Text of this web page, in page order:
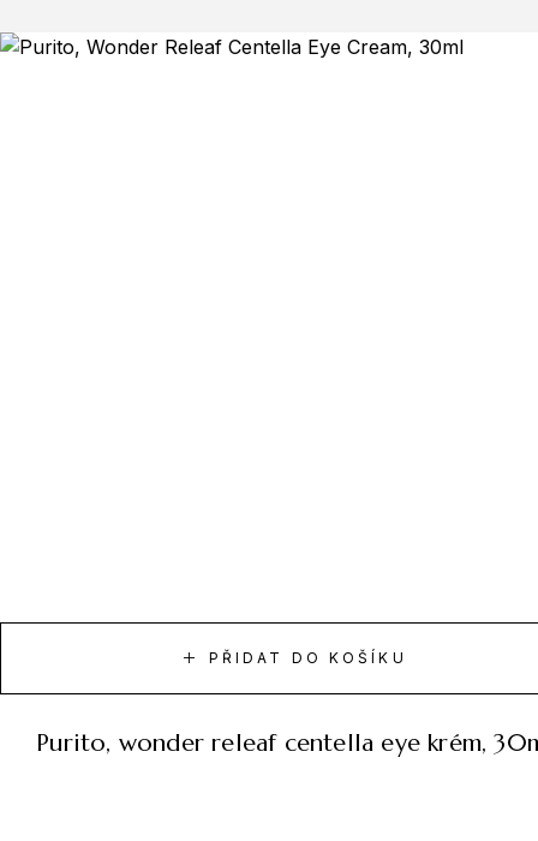
PŘIDAT DO KOŠÍKU
purito, wonder releaf centella eye krém,